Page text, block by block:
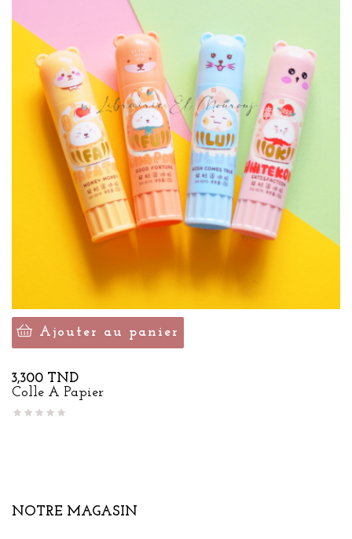
Ajouter au panier
Prix
3,300 TND
Colle À Papier
NOTRE MAGASIN